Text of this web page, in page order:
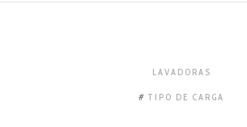
LAVADORAS
TIPO DE CARGA